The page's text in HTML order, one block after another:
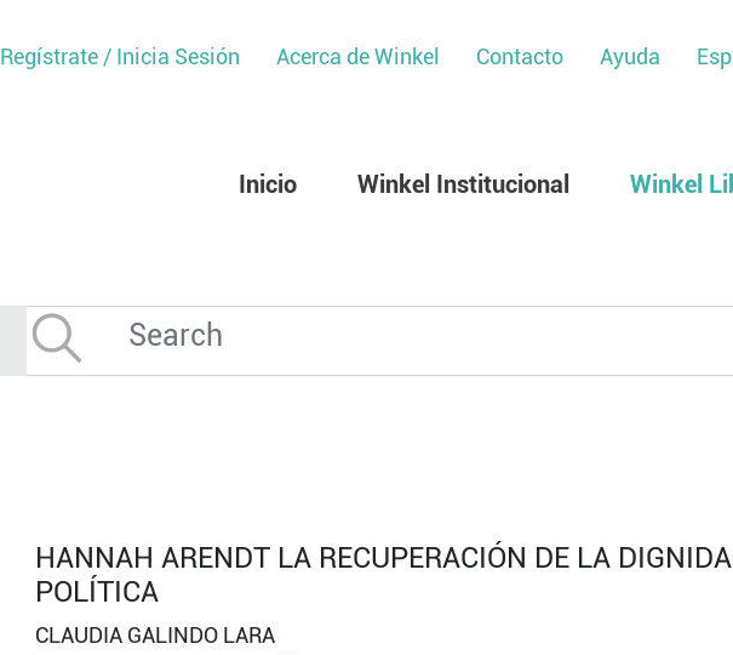
Regístrate / Inicia Sesión Acerca de Winkel Contacto Ayuda
Inicio Winkel Institucional Winkel
HANNAH ARENDT LA RECUPERACIÓN DE LA
POLÍTICA
CLAUDIA GALINDO LARA